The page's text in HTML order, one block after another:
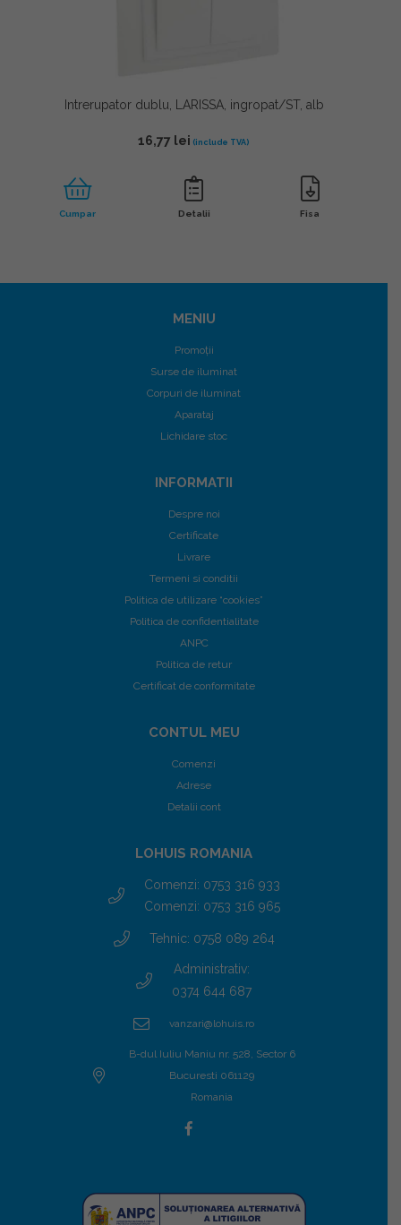
Intrerupator dublu, LARISSA, ingropat/ST, alb
16,77 lei
Cumpar Detalii Fisa
MENIU
Promoții
Surse de iluminat
Corpuri de iluminat
Aparataj
Lichidare stoc
INFORMATII
Despre noi
Certificate
Livrare
Termeni si conditii
Politica de utilizare “cookies”
Politica de confidentialitate
ANPC
Politica de retur
Certificat de conformitate
CONTUL MEU
Comenzi
Adrese
Detalii cont
LOHUIS ROMANIA
Comenzi: 0753 316 933
Comenzi: 0753 316 965
Tehnic: 0758 089 264
Administrativ:
0374 644 687
vanzari@lohuis.ro
B-dul Iuliu Maniu nr. 528, Sector 6
Bucuresti 061129
Romania